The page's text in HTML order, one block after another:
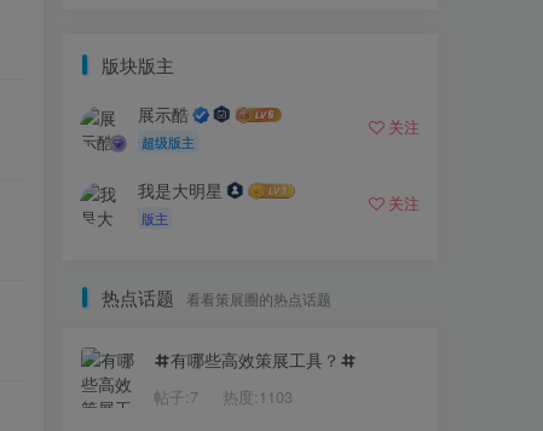
版块版主
展示酷
超级版主
关注
我是大明星
版主
关注
热点话题 看看策展圈的热点话题
有哪些高效策展工具？
帖子:7 热度:1103